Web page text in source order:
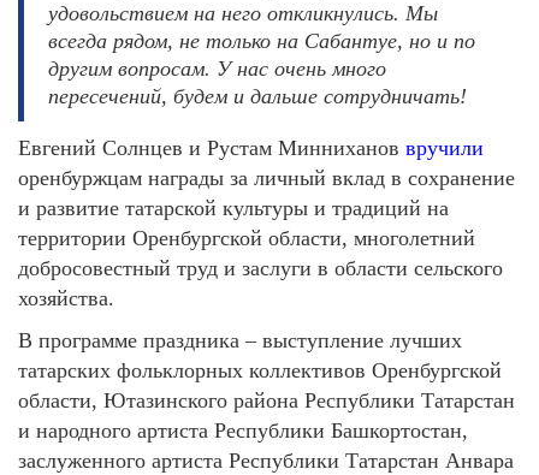
удовольствием на него откликнулись. Мы
всегда рядом, не только на Сабантуе, но и по
другим вопросам. У нас очень много
пересечений, будем и дальше сотрудничать!
Евгений Солнцев и Рустам Минниханов вручили
оренбуржцам награды за личный вклад в сохранение
и развитие татарской культуры и традиций на
территории Оренбургской области, многолетний
добросовестный труд и заслуги в области сельского
хозяйства.
В программе праздника – выступление лучших
татарских фольклорных коллективов Оренбургской
области, Ютазинского района Республики Татарстан
и народного артиста Республики Башкортостан,
заслуженного артиста Республики Татарстан Анвара